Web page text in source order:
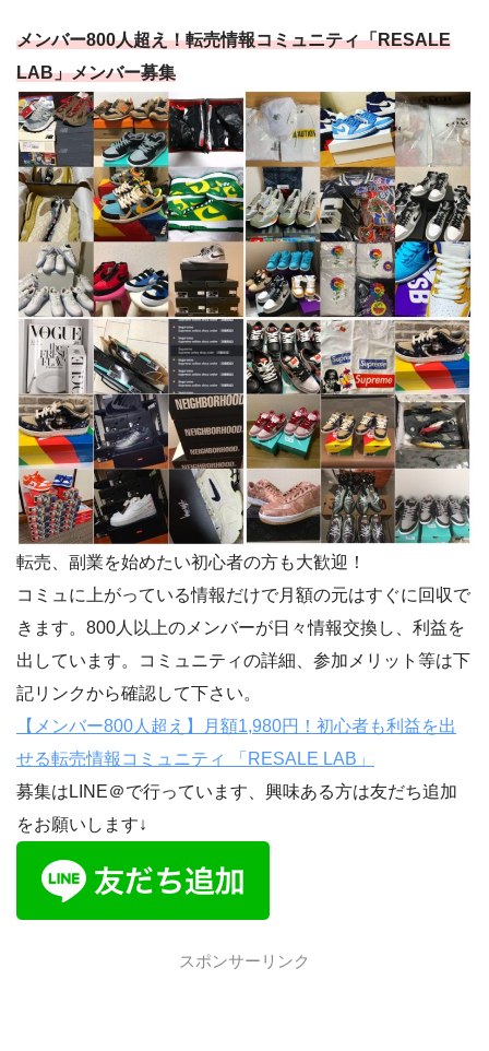
メンバー800人超え！転売情報コミュニティ「RESALE
LAB」メンバー募集
転売、副業を始めたい初心者の方も大歓迎！
コミュに上がっている情報だけで月額の元はすぐに回収で
きます。800人以上のメンバーが日々情報交換し、利益を
出しています。コミュニティの詳細、参加メリット等は下
記リンクから確認して下さい。
【メンバー800人超え】月額1,980円！初心者も利益を出
せる転売情報コミュニティ 「RESALE LAB」
募集はLINE＠で行っています、興味ある方は友だち追加
をお願いします↓
スポンサーリンク